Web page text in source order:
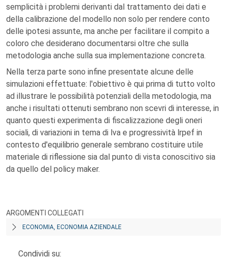
semplicità i problemi derivanti dal trattamento dei dati e
della calibrazione del modello non solo per rendere conto
delle ipotesi assunte, ma anche per facilitare il compito a
coloro che desiderano documentarsi oltre che sulla
metodologia anche sulla sua implementazione concreta.
Nella terza parte sono infine presentate alcune delle
simulazioni effettuate: l'obiettivo è qui prima di tutto volto
ad illustrare le possibilità potenziali della metodologia, ma
anche i risultati ottenuti sembrano non scevri di interesse, in
quanto questi experimenta di fiscalizzazione degli oneri
sociali, di variazioni in tema di lva e progressività lrpef in
contesto d'equilibrio generale sembrano costituire utile
materiale di riflessione sia dal punto di vista conoscitivo sia
da quello del policy maker.
ARGOMENTI COLLEGATI
ECONOMIA, ECONOMIA AZIENDALE
Condividi su: